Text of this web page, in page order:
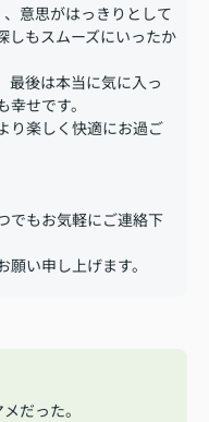
意思がはっきりとして
しもスムーズにいったか
最後は本当に気に入っ
せです。
り楽しく快適にお過ご
でもお気軽にご連絡下
い申し上げます。
だった。